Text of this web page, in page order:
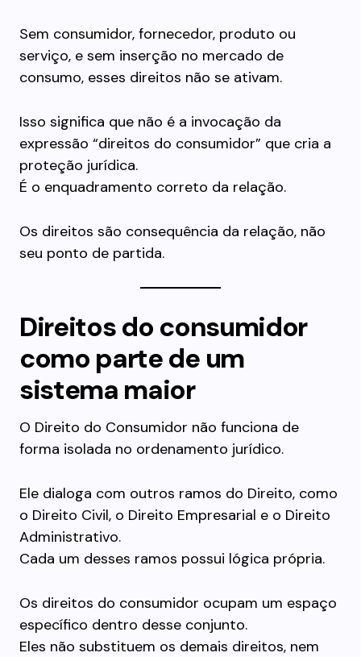
Sem consumidor, fornecedor, produto ou
serviço, e sem inserção no mercado de
consumo, esses direitos não se ativam.
Isso significa que não é a invocação da
expressão “direitos do consumidor” que cria a
proteção jurídica.
É o enquadramento correto da relação.
Os direitos são consequência da relação, não
seu ponto de partida.
Direitos do consumidor
como parte de um
sistema maior
O Direito do Consumidor não funciona de
forma isolada no ordenamento jurídico.
Ele dialoga com outros ramos do Direito, como
o Direito Civil, o Direito Empresarial e o Direito
Administrativo.
Cada um desses ramos possui lógica própria.
Os direitos do consumidor ocupam um espaço
específico dentro desse conjunto.
Eles não substituem os demais direitos, nem